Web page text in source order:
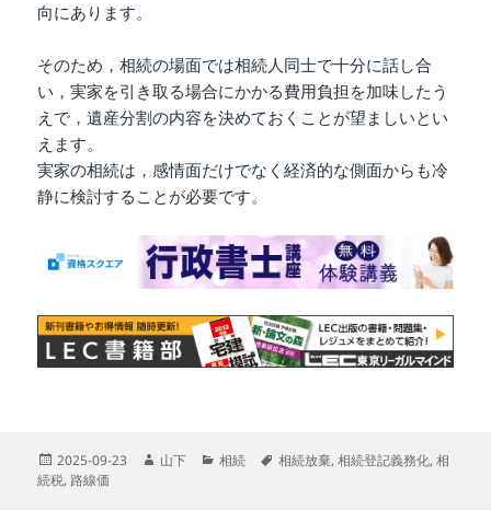
向にあります。
そのため，相続の場面では相続人同士で十分に話し合
い，実家を引き取る場合にかかる費用負担を加味したう
えで，遺産分割の内容を決めておくことが望ましいとい
えます。
実家の相続は，感情面だけでなく経済的な側面からも冷
静に検討することが必要です。
投
稿
2025-09-23
作
山下
カ
相続
タ
相続放棄,相続登記義務化,相
続税, 路線価